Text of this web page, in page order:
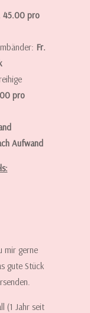
45.00 pro
Fr.
pro
Aufwand
mir gerne
gute Stück
(1 Jahr seit